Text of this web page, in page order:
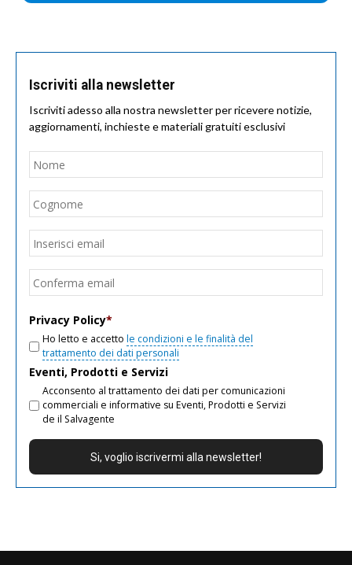
Iscriviti alla newsletter
Iscriviti adesso alla nostra newsletter per ricevere notizie,
aggiornamenti, inchieste e materiali gratuiti esclusivi
Nome
Email
Privacy Policy*
Ho letto e accetto le condizioni e le finalità del
trattamento dei dati personali
Eventi, Prodotti e Servizi
Acconsento al trattamento dei dati per comunicazioni
commerciali e informative su Eventi, Prodotti e Servizi
de il Salvagente